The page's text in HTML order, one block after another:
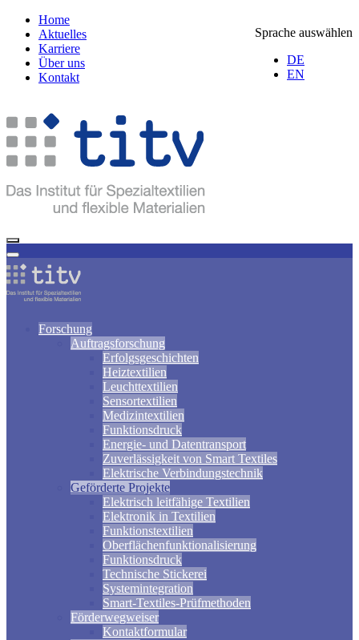
Sprache auswählen
DE
EN
Home
Aktuelles
Karriere
Über uns
Kontakt
Forschung
Auftragsforschung
Erfolgsgeschichten
Heiztextilien
Leuchttextilien
Sensortextilien
Medizintextilien
Funktionsdruck
Energie- und Datentransport
Zuverlässigkeit von Smart Textiles
Elektrische Verbindungstechnik
Geförderte Projekte
Elektrisch leitfähige Textilien
Elektronik in Textilien
Funktionstextilien
Oberflächenfunktionalisierung
Funktionsdruck
Technische Stickerei
Systemintegration
Smart-Textiles-Prüfmethoden
Förderwegweiser
Kontaktformular